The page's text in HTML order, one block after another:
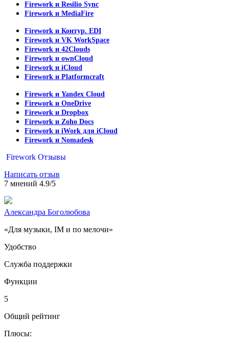
Firework и Resilio Sync
Firework и MediaFire
Firework и Контур. EDI
Firework и VK WorkSpace
Firework и 42Clouds
Firework и ownCloud
Firework и iCloud
Firework и Platformcraft
Firework и Yandex Cloud
Firework и OneDrive
Firework и Dropbox
Firework и Zoho Docs
Firework и iWork для iCloud
Firework и Nomadesk
Firework Отзывы
Написать отзыв
7 мнений 4.9/5
Александра Боголюбова
«Для музыки, IM и по мелочи»
Удобство
Служба поддержки
Функции
5
Общий рейтинг
Плюсы: